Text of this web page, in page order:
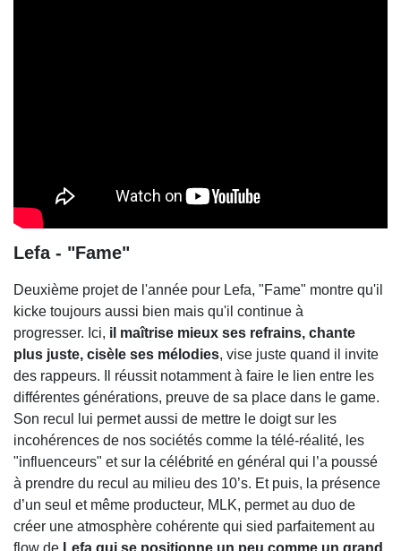
Lefa - "Fame"
Deuxième projet de l'année pour Lefa, "Fame" montre qu'il
kicke toujours aussi bien mais qu'il continue à
progresser. Ici, il maîtrise mieux ses refrains, chante
plus juste, cisèle ses mélodies, vise juste quand il invite
des rappeurs. Il réussit notamment à faire le lien entre les
différentes générations, preuve de sa place dans le game.
Son recul lui permet aussi de mettre le doigt sur les
incohérences de nos sociétés comme la télé-réalité, les
"influenceurs" et sur la célébrité en général qui l’a poussé
à prendre du recul au milieu des 10’s. Et puis, la présence
d’un seul et même producteur, MLK, permet au duo de
créer une atmosphère cohérente qui sied parfaitement au
flow de
Lefa qui se positionne un peu comme un grand